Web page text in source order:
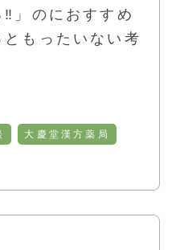
‼」のにおすすめ
もったいない考
大慶堂漢方薬局